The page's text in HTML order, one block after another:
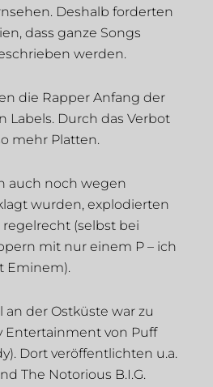
Deshalb forderten
dass ganze Songs
werden.
die Rapper Anfang der
Labels. Durch das Verbot
mehr Platten.
auch noch wegen
wurden, explodierten
(selbst bei
mit nur einem P – ich
Eminem).
an der Ostküste war zu
Entertainment von Puff
Dort veröffentlichten u.a.
The Notorious B.I.G.